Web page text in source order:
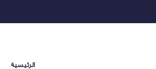
الرئيسية